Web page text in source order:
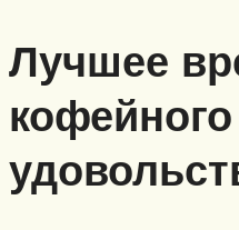
Лучшее
кофейного